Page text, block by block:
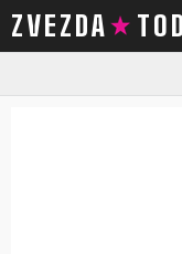
ZVEZDA